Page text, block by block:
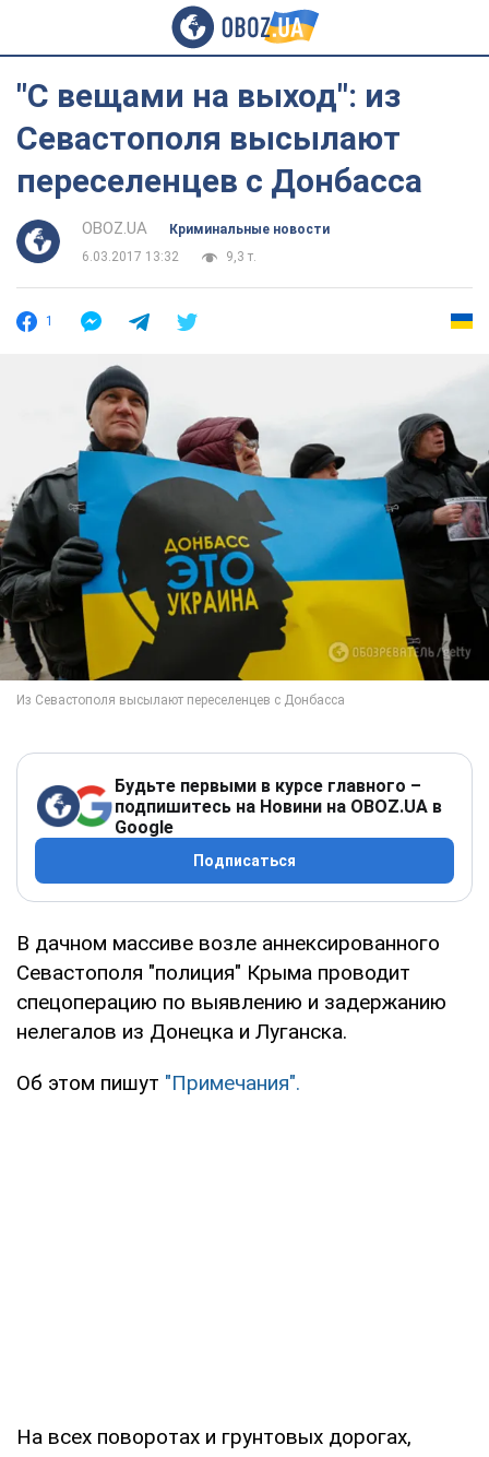
"С вещами на выход": из
Севастополя высылают
переселенцев с Донбасса
OBOZ.UA
Криминальные новости
6.03.2017 13:32
9,3 т.
1
Будьте первыми в курсе главного –
подпишитесь на Новини на OBOZ.UA в
Google
Подписаться
В дачном массиве возле аннексированного
Севастополя "полиция" Крыма проводит
спецоперацию по выявлению и задержанию
нелегалов из Донецка и Луганска.
Об этом пишут "Примечания".
На всех поворотах и грунтовых дорогах,